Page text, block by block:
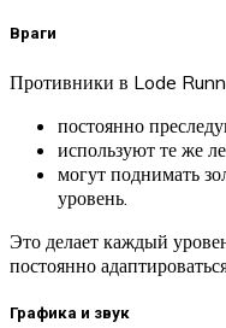
Враги
Противники в Lode
постоянно
используют те же
могут поднимать
уровень.
Это делает каждый
постоянно
Графика и звук